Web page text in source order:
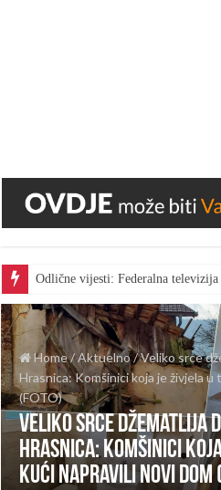
Odlične vijesti: Federalna
Home/Aktuelno/Veliko srce
Hrasnica: Komšinici koja je živjela
(FOTO)
Veliko srce džematlija
Hrasnica: Komšinici
kući napravili novi dom